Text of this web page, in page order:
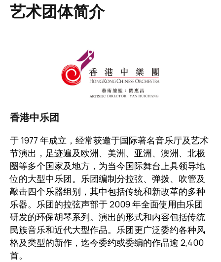
艺术团体简介
香港中乐团
于 1977 年成立，经常获邀于国际著名音乐厅及艺术
节演出，足迹遍及欧洲、美洲、亚洲、澳洲、北极
圈等多个国家及地方，为当今国际舞台上具领导地
位的大型中乐团。乐团编制分拉弦、弹拨、吹管及
敲击四个乐器组别，其中包括传统和新改革的多种
乐器。乐团的拉弦声部于 2009 年全面使用由乐团
研发的环保胡琴系列。演出的形式和内容包括传统
民族音乐和近代大型作品。乐团更广泛委约各种风
格及类型的新作，迄今委约或委编的作品逾 2,400
首。